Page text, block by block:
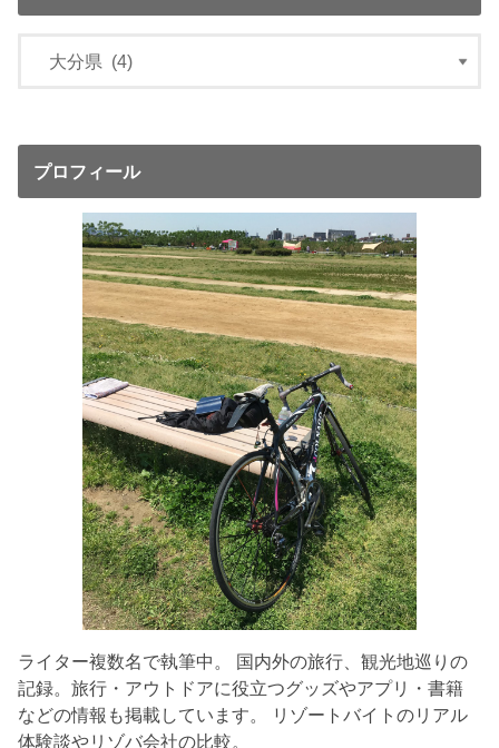
プロフィール
ライター複数名で執筆中。 国内外の旅行、観光地巡りの
記録。旅行・アウトドアに役立つグッズやアプリ・書籍
などの情報も掲載しています。 リゾートバイトのリアル
体験談やリゾバ会社の比較。